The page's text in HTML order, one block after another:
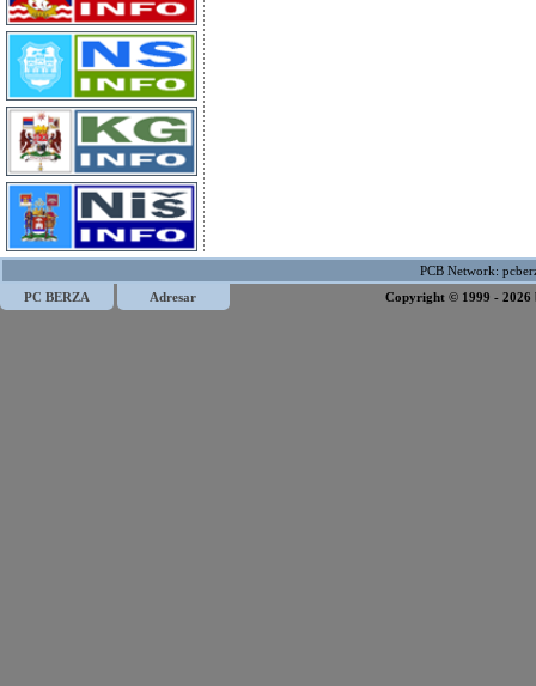
PCB Network:
PC BERZA
Adresar Copyright © 1999 -